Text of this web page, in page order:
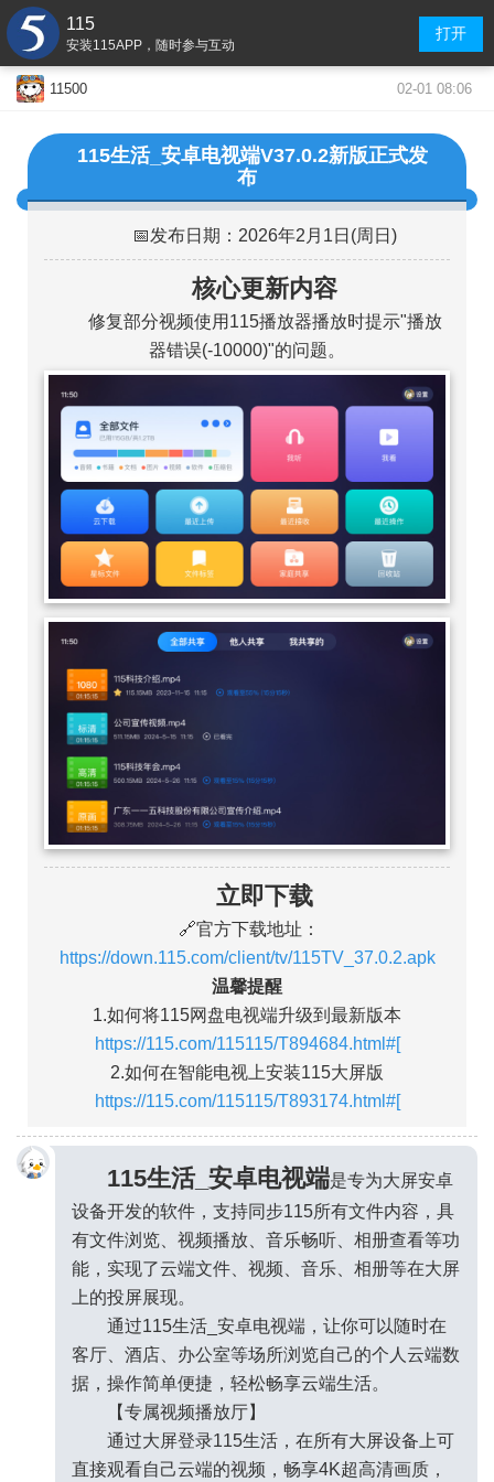
115
安装115APP，随时参与互动
打开
11500 02-01 08:06
115生活_安卓电视端V37.0.2新版正式发
布
📅发布日期：2026年2月1日(周日)
核心更新内容
修复部分视频使用115播放器播放时提示"播放
器错误(-10000)"的问题。
立即下载
🔗官方下载地址：
https://down.115.com/client/tv/115TV_37.0.2.apk
温馨提醒
1.如何将115网盘电视端升级到最新版本
https://115.com/115115/T894684.html#[
2.如何在智能电视上安装115大屏版
https://115.com/115115/T893174.html#[
115生活_安卓电视端是专为大屏安卓
设备开发的软件，支持同步115所有文件内容，具
有文件浏览、视频播放、音乐畅听、相册查看等功
能，实现了云端文件、视频、音乐、相册等在大屏
上的投屏展现。
通过115生活_安卓电视端，让你可以随时在
客厅、酒店、办公室等场所浏览自己的个人云端数
据，操作简单便捷，轻松畅享云端生活。
【专属视频播放厅】
通过大屏登录115生活，在所有大屏设备上可
直接观看自己云端的视频，畅享4K超高清画质，